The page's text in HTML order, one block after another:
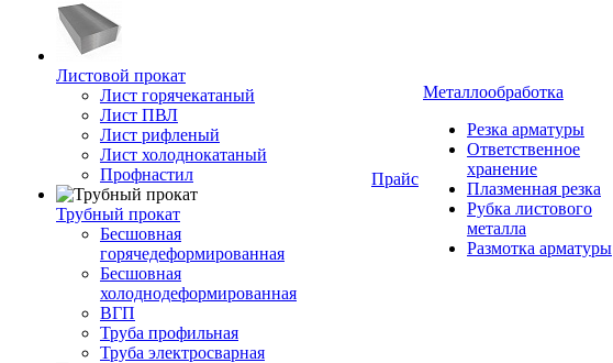
Листовой прокат
Лист горячекатаный
Лист ПВЛ
Лист рифленый
Лист холоднокатаный
Профнастил
Трубный прокат
Бесшовная
горячедеформированная
Бесшовная
холоднодеформированная
ВГП
Труба профильная
Труба электросварная
Прайс
Металлообработка
Резка арматуры
Ответственное
хранение
Плазменная резка
Рубка листового
металла
Размотка арматуры